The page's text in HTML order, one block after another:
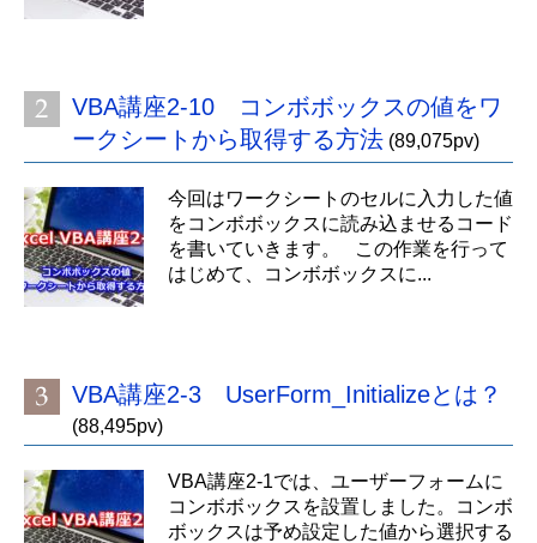
VBA講座2-10 コンボボックスの値をワ
ークシートから取得する方法 (89,075pv)
今回はワークシートのセルに入力した値
をコンボボックスに読み込ませるコード
を書いていきます。 この作業を行って
はじめて、コンボボックスに...
VBA講座2-3 UserForm_Initializeとは？
(88,495pv)
VBA講座2-1では、ユーザーフォームに
コンボボックスを設置しました。コンボ
ボックスは予め設定した値から選択する